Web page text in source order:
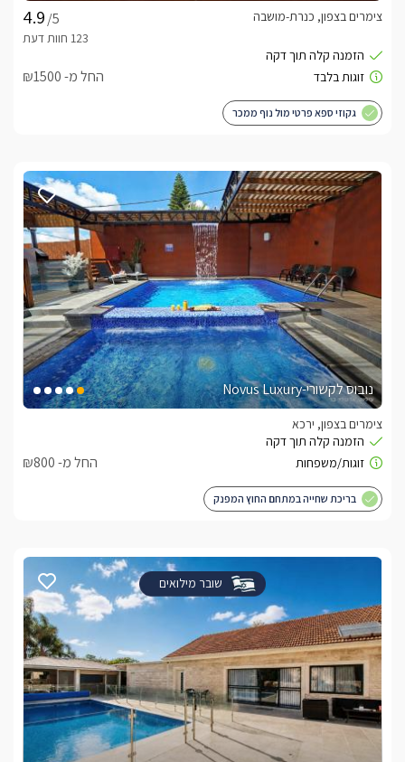
/5
צימרים בצפון, כנרת-מושבה
החל מ- ₪1500
גקוזי ספא פרטי מול נוף ממכר
נובוס לקשורי-Novus Luxury
צימרים בצפון, ירכא
החל מ- ₪800
בריכת שחייה במתחם החוץ המפנק
שובר מילואים